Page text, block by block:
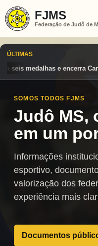
FJMS
ÚLTIMAS
Brasileiro Cadete 2026
SOMOS TODOS FJMS
Judô MS,
em um
Informações
esportivo,
valorização dos
experiência mais
Documentos